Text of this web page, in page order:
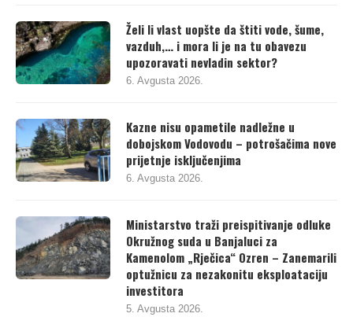
Želi li vlast uopšte da štiti vode, šume,
vazduh,… i mora li je na tu obavezu
upozoravati nevladin sektor?
Kazne nisu opametile nadležne u
dobojskom Vodovodu – potrošačima nove
prijetnje isključenjima
Ministarstvo traži preispitivanje odluke
Okružnog suda u Banjaluci za
Kamenolom „Rječica“ Ozren – Zanemarili
optužnicu za nezakonitu eksploataciju
investitora